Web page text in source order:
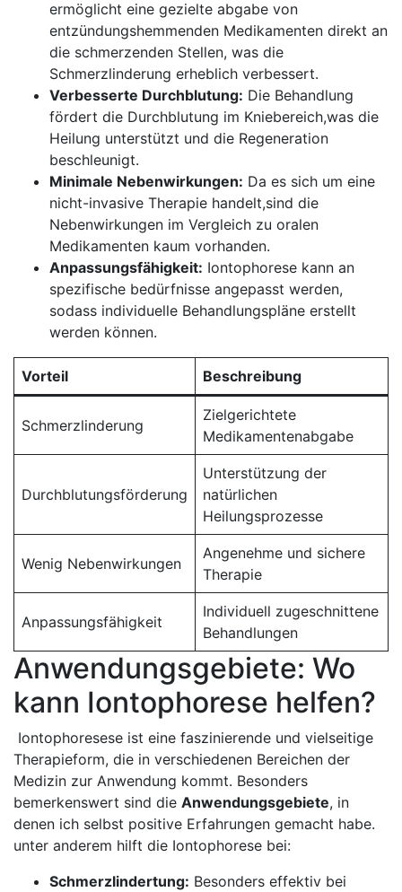
⁤ermöglicht eine gezielte abgabe von
entzündungshemmenden Medikamenten direkt an
die schmerzenden‍ Stellen, was die
Schmerzlinderung‌ erheblich verbessert.
Verbesserte Durchblutung: Die Behandlung
fördert die Durchblutung im Kniebereich,was die
Heilung unterstützt und die Regeneration
beschleunigt.
Minimale Nebenwirkungen: Da es sich um eine
nicht-invasive ⁢Therapie handelt,sind die
Nebenwirkungen im Vergleich zu oralen
Medikamenten kaum vorhanden.
Anpassungsfähigkeit: Iontophorese kann an ​
spezifische bedürfnisse angepasst werden,
sodass individuelle Behandlungspläne erstellt
werden können.
Vorteil Beschreibung
Schmerzlinderung
Zielgerichtete
Medikamentenabgabe
Durchblutungsförderung
Unterstützung⁢ der
natürlichen⁤
Heilungsprozesse
Wenig Nebenwirkungen
Angenehme und sichere
Therapie
Anpassungsfähigkeit
Individuell zugeschnittene
Behandlungen
Anwendungsgebiete: Wo
kann ‌Iontophorese helfen?
⁤ ⁢Iontophoresese ist eine faszinierende und vielseitige
Therapieform, die in‍ verschiedenen Bereichen der
Medizin‍ zur ‌Anwendung kommt.​ Besonders
‌bemerkenswert sind die Anwendungsgebiete, in
‌denen ich selbst positive Erfahrungen gemacht habe.
unter ⁤anderem hilft⁣ die ‍Iontophorese bei:
Schmerzlindertung: Besonders effektiv bei⁤